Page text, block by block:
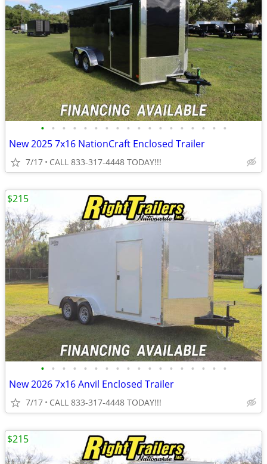
• • • • • • • • • • • • • • • • • •
New 2025 7x16 NationCraft Enclosed Trailer
7/17 CALL 833-317-4448 TODAY!!!
• • • • • • • • • • • • • • • • • •
New 2026 7x16 Anvil Enclosed Trailer
7/17 CALL 833-317-4448 TODAY!!!
$215
$215